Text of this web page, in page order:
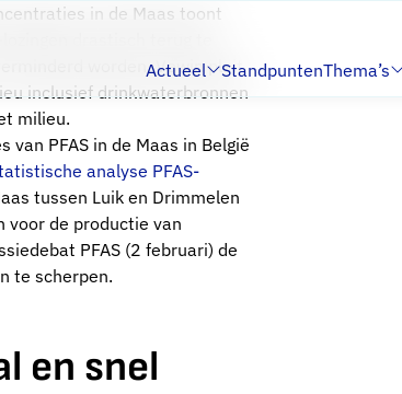
Submenu:
Actueel Standpunten
Submenu:
Thema’s
in de Maas toont
drastisch terug te
worden. Vewin pleit
inclusief drinkwaterbronnen
milieu.
PFAS in de Maas in België
analyse PFAS-
tussen Luik en Drimmelen
voor de productie van
PFAS (2 februari) de
te scherpen.
en snel